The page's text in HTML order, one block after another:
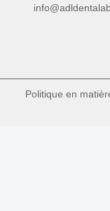
Politique en